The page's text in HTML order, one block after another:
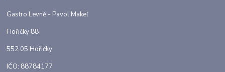
Gastro Levně - Pavol Makeľ
Hořičky 88
552 05 Hořičky
IČO: 88784177